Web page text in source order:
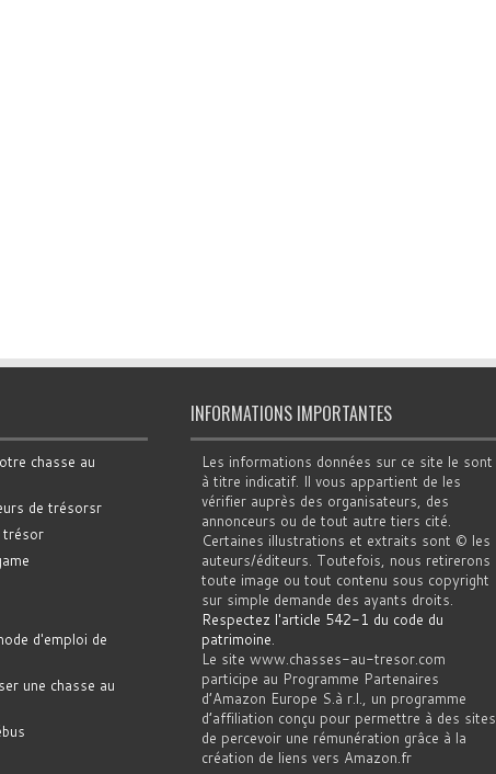
chasse au
de trésorsr
trésor
d'emploi de
une chasse au
INFORMATIONS IMPORTANTES
Les informations données sur ce site le sont
à titre indicatif. Il vous appartient de les
vérifier auprès des organisateurs, des
annonceurs ou de tout autre tiers cité.
Certaines illustrations et extraits sont © les
auteurs/éditeurs. Toutefois, nous retirerons
toute image ou tout contenu sous copyright
sur simple demande des ayants droits.
Respectez l'article 542-1 du code du
patrimoine
Le site www.chasses-au-tresor.com
participe au Programme Partenaires
d’Amazon Europe S.à r.l., un programme
d’affiliation conçu pour permettre à des sites
de percevoir une rémunération grâce à la
création de liens vers Amazon.fr